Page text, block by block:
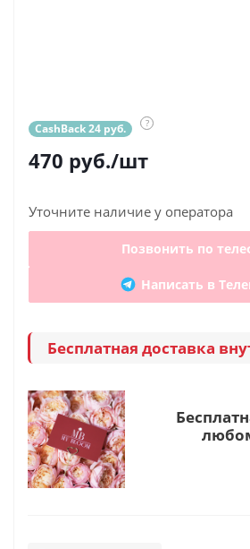
CashBack 24 руб. ?
470 руб./шт
Уточните наличие у оператора
Позвонить по
Написать в
Бесплатная доставка